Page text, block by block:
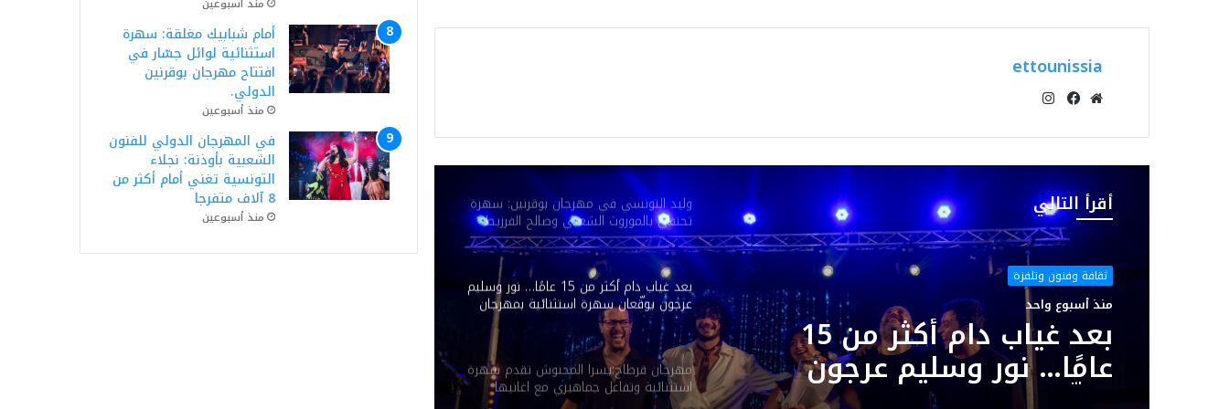
ettounissia
الويب
أقرأ التالي
ثقافة وفنون وتلفزة
منذ أسبوع واحد
بعد غياب دام أكثر من 15
عامًا… نور وسليم عرجون
الدولي: أكثر من 100 كمان وعوامرية علية
وليد التونسي في مهرجان بوقرنين: سهرة
تحتفي بالموروث الشعبي وصالح الفرزيط
في البال
بعد غياب دام أكثر من 15 عامًا… نور وسليم
عرجون يوقّعان سهرة استثنائية بمهرجان
بوڨرنين الدولي
مهرجان قرطاج:يسرا المحنوش تقدم سهرة
استثنائية وتفاعل جماهيري مع اغانيها
منذ أسبوعين
أمام شبابيك مغلقة: سهرة
استثنائية لوائل جسّار في
افتتاح مهرجان بوقرنين
الدولي.
منذ أسبوعين
في المهرجان الدولي للفنون
الشعبية بأوذنة: نجلاء
التونسية تغني أمام أكثر من
8 آلاف متفرجا
منذ أسبوعين